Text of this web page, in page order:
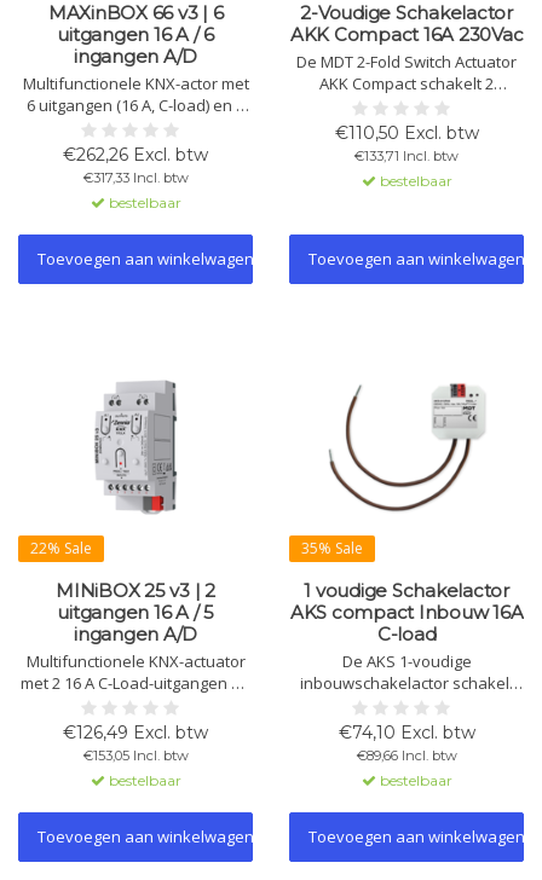
MAXinBOX 66 v3 | 6
uitgangen 16 A / 6
ingangen A/D
Multifunctionele KNX-actor met
6 uitgangen (16 A, C-load) en 6
analoge/digitale ingangen.
Ondersteunt KNX Secure,
handmatige bediening, logische
functies en veelzijdige
ingangsspanning.
€262,26 Excl. btw
€317,33 Incl. btw
bestelbaar
Toevoegen aan winkelwagen
2-Voudige Schakelactor
AKK Compact 16A 230Vac
De MDT 2-Fold Switch Actuator
AKK Compact schakelt 2
onafhankelijke belastingen tot
16A op 230V AC. Betrouwbaar,
met handmatige bediening,
tijdfuncties, en KNX-
ondersteuning.
€110,50 Excl. btw
€133,71 Incl. btw
bestelbaar
Toevoegen aan winkelwagen
22% Sale
MINiBOX 25 v3 | 2
uitgangen 16 A / 5
ingangen A/D
Multifunctionele KNX-actuator
met 2 16 A C-Load-uitgangen en
5 ingangen (A/D). Ondersteunt
KNX Secure, ideaal voor
jaloezieën en klimaatregeling.
Kabellengte ingangen tot 30
meter.
€126,49 Excl. btw
€153,05 Incl. btw
bestelbaar
Toevoegen aan winkelwagen
35% Sale
1 voudige Schakelactor
AKS compact Inbouw 16A
C-load
De AKS 1-voudige
inbouwschakelactor schakelt
via KNX maximaal 16 A bij 230 V
AC. Programmeerbare functies,
logica en tijdsinstellingen zijn
beschikbaar via ETS.
Beschikbaar in 1- en 2-voudige
versies.
€74,10 Excl. btw
€89,66 Incl. btw
bestelbaar
Toevoegen aan winkelwagen